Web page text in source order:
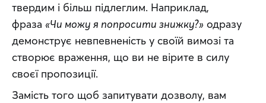
твердим і більш підлеглим. Наприклад,
фраза «Чи можу я попросити знижку?» одразу
демонструє невпевненість у своїй вимозі та
створює враження, що ви не вірите в силу
своєї пропозиції.
Замість того щоб запитувати дозволу, вам